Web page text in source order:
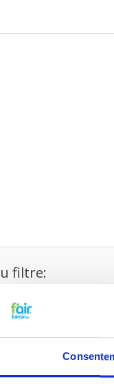
filtre:
400100084 = G4,
(EN779)
x L)